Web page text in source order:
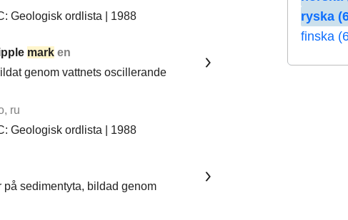
ryska
finska
Geologisk ordlista | 1988
mark en
genom vattnets oscillerande
ru
Geologisk ordlista | 1988
sedimentyta, bildad genom